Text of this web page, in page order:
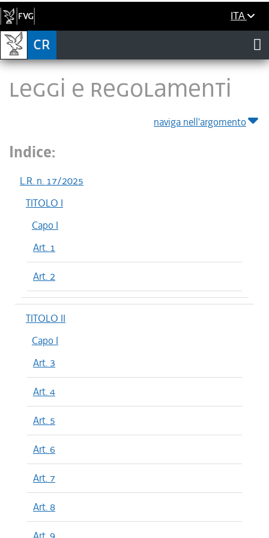
ITA
LEGGI E REGOLAMENTI
naviga nell'argomento
Indice:
L.R. n. 17/2025
TITOLO I
Capo I
Art. 1
Art. 2
TITOLO II
Capo I
Art. 3
Art. 4
Art. 5
Art. 6
Art. 7
Art. 8